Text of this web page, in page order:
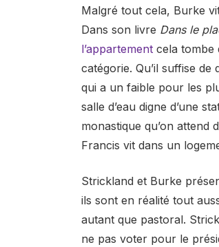
Malgré tout cela, Burke
Dans son livre Dans le
l’appartement cela tombe
catégorie. Qu’il suffise
qui a un faible pour les
salle d’eau digne d’une
monastique qu’on
Francis vit dans un
Strickland et Burke
ils sont en réalité tout
autant que pastoral.
ne pas voter pour le